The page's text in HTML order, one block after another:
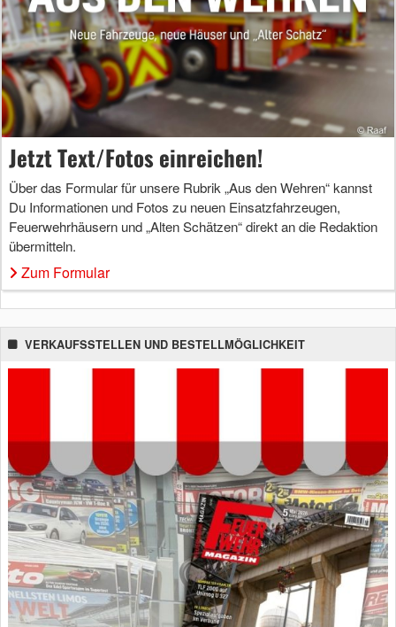
Jetzt Text/Fotos einreichen!
Über das Formular für unsere Rubrik „Aus den Wehren“ kannst
Du Informationen und Fotos zu neuen Einsatzfahrzeugen,
Feuerwehrhäusern und „Alten Schätzen“ direkt an die Redaktion
übermitteln.
Zum Formular
VERKAUFSSTELLEN UND BESTELLMÖGLICHKEIT